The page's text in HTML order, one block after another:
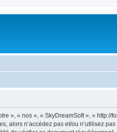
», « nos », « SkyDreamSoft », «
alors n’accédez pas et/ou n’utilisez